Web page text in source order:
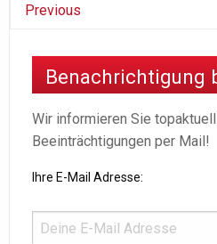
Previous
Benachrichtigung
Wir informieren Sie
Beeinträchtigungen per Mail!
Ihre E-Mail Adresse: